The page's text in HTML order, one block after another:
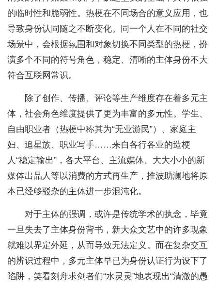
的临时性和脆弱性。热梗在不同场合的意义应用，也
导致身份认同随之不断变化。同一个人在不同的社交
场景中，会根据氛围和对象切换不同类型的热梗，扮
演多个不同的符号角色，稳定、清晰的主体身份不大
符合互联网常识。
除了创作、传播、评论等生产维度存在着多元主
体，社会角色维度提供了更为丰富的多元性。学生、
自由职业者（热梗中称其为“无业游民”）、家庭主
妇、追星族、职业写手……来自各行各业的造梗
人“稳定输出”，各大平台、主流媒体、大大小小的新
媒体出品人等以消费的方式再生产，推波助澜地将原
本已经够驳杂的主体进一步混沌化。
对于主体的强调，或许是传统学术的执念，毕竟
一旦失去了主体身份背书，新大众文艺中的许多现象
就难以界定外延，从而导致无法定义。而在复杂交互
的辨识过程中，多元主体早已为身份认证行为设下了
陷阱，笑看刻舟求剑者们“水灵灵”地表现出“清澈的愚